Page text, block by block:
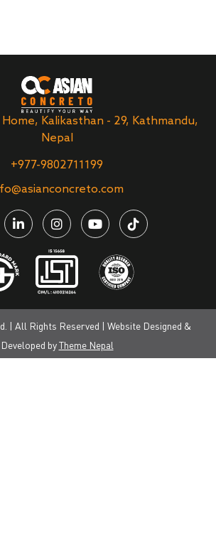
Home, Kalikasthan - 29, Kathmandu,
Nepal
+977-9802711199
| All Rights Reserved | Website Designed &
Developed byTheme Nepal